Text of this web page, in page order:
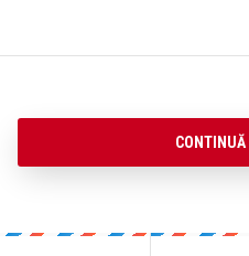
CONTINUĂ